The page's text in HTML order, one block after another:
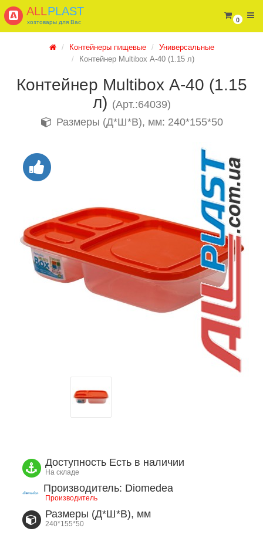
0
ALLPLAST
хозтовары для Вас
Контейнеры пищевые
Универсальные
Контейнер Multibox А-40 (1.15 л)
Контейнер Multibox А-40 (1.15
л) (Арт.:64039)
Размеры (Д*Ш*В), мм: 240*155*50
Доступность Есть в наличии
На складе
Производитель: Diomedea
Производитель
Размеры (Д*Ш*В), мм
240*155*50